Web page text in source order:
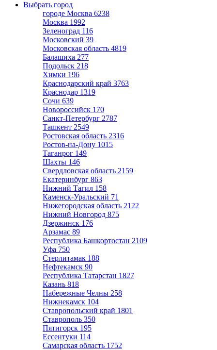
Выбрать город
городе Москва 6238
Москва 1992
Зеленоград 116
Московский 39
Московская область 4819
Балашиха 277
Подольск 218
Химки 196
Краснодарский край 3763
Краснодар 1319
Сочи 639
Новороссийск 170
Санкт-Петербург 2787
Ташкент 2549
Ростовская область 2316
Ростов-на-Дону 1015
Таганрог 149
Шахты 146
Свердловская область 2159
Екатеринбург 863
Нижний Тагил 158
Каменск-Уральский 71
Нижегородская область 2122
Нижний Новгород 875
Дзержинск 176
Арзамас 89
Республика Башкортостан 2109
Уфа 750
Стерлитамак 188
Нефтекамск 90
Республика Татарстан 1827
Казань 818
Набережные Челны 258
Нижнекамск 104
Ставропольский край 1801
Ставрополь 350
Пятигорск 195
Ессентуки 114
Самарская область 1752